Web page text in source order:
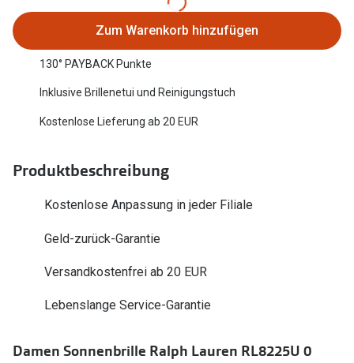
Nuance Audio Brille
Ray-Ban Meta
Oakley Meta
Brillentrends 2026
Brillenglas Typen
Transitions Gläser
Blaulichtfilter
Stellest®-Brillengläser
Zubehör
Zum Warenkorb hinzufügen
130° PAYBACK Punkte
Inklusive Brillenetui und Reinigungstuch
Kostenlose Lieferung ab 20 EUR
Produktbeschreibung
Kostenlose Anpassung in jeder Filiale
Geld-zurück-Garantie
Versandkostenfrei ab 20 EUR
Lebenslange Service-Garantie
Damen Sonnenbrille Ralph Lauren RL8225U 0